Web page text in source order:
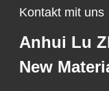
Kontakt mit uns
Anhui Lu
New